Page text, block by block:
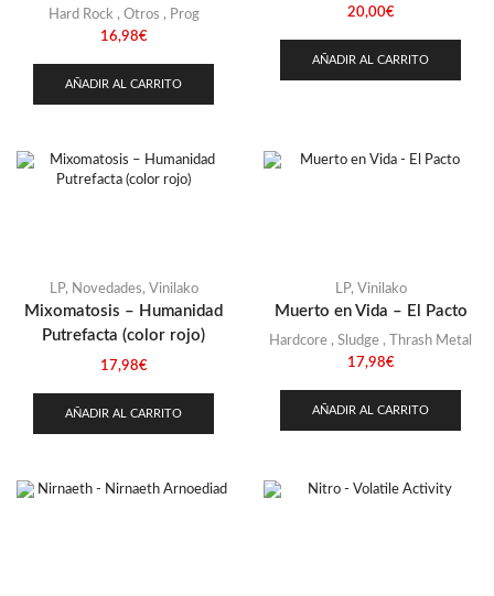
Rusia (1)
Suecia (7)
USA (9)
Hard Rock , Otros , Prog
16,98€
AÑADIR AL CARRITO
20,00€
AÑADIR AL CARRITO
LP, Novedades, Vinilako
Mixomatosis – Humanidad
Putrefacta (color rojo)
17,98€
AÑADIR AL CARRITO
LP, Vinilako
Muerto en Vida – El Pacto
Hardcore , Sludge ,
Thrash Metal
17,98€
AÑADIR AL CARRITO